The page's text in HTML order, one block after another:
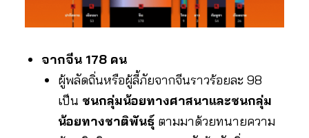
จากจีน 178 คน
ผู้พลัดถิ่นหรือผู้ลี้ภัยจากจีนราวร้อยละ 98
เป็น ชนกลุ่มน้อยทางศาสนาและชนกลุ่ม
น้อยทางชาติพันธุ์ตามมาด้วยทนายความ